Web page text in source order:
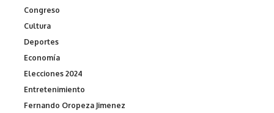
Congreso
Cultura
Deportes
Economía
Elecciones 2024
Entretenimiento
Fernando Oropeza Jimenez